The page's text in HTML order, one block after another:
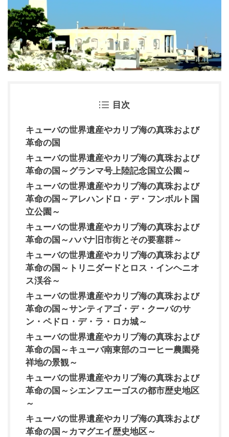
目次
キューバの世界遺産やカリブ海の真珠および
革命の国
キューバの世界遺産やカリブ海の真珠および
革命の国～グランマ号上陸記念国立公園～
キューバの世界遺産やカリブ海の真珠および
革命の国～アレハンドロ・デ・フンボルト国
立公園～
キューバの世界遺産やカリブ海の真珠および
革命の国～ハバナ旧市街とその要塞群～
キューバの世界遺産やカリブ海の真珠および
革命の国～トリニダードとロス・インヘニオ
ス渓谷～
キューバの世界遺産やカリブ海の真珠および
革命の国～サンティアゴ・デ・クーバのサ
ン・ペドロ・デ・ラ・ロカ城～
キューバの世界遺産やカリブ海の真珠および
革命の国～キューバ南東部のコーヒー農園発
祥地の景観～
キューバの世界遺産やカリブ海の真珠および
革命の国～シエンフエーゴスの都市歴史地区
～
キューバの世界遺産やカリブ海の真珠および
革命の国～カマグエイ歴史地区～